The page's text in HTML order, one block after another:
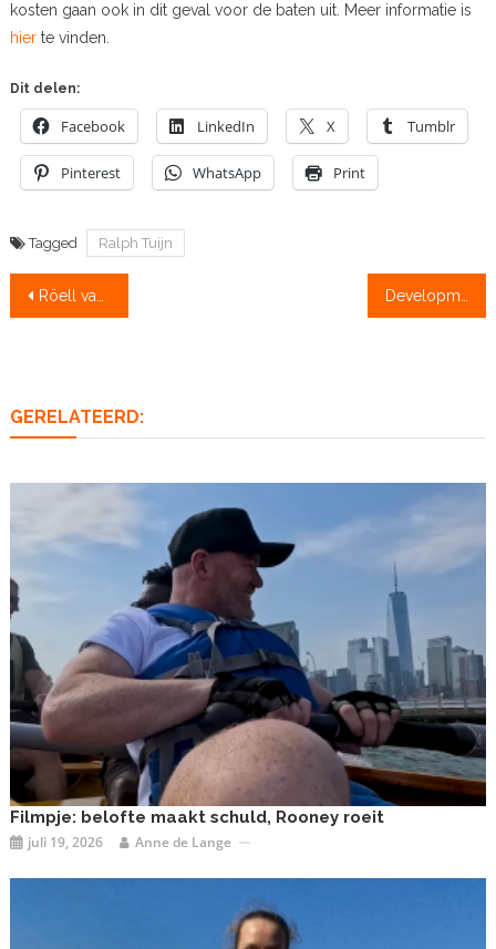
kosten gaan ook in dit geval voor de baten uit. Meer informatie is
hierte vinden.
Dit delen:
Facebook LinkedIn X Tumblr
Pinterest WhatsApp Print
Tagged Ralph Tuijn
Bericht
Röell van Holland Acht naar vierzonder Development: “We willen het seizoen winnend afsluiten”
GERELATEERD:
Filmpje: belofte maakt schuld, Rooney roeit
juli 19, 2026 Anne de Lange